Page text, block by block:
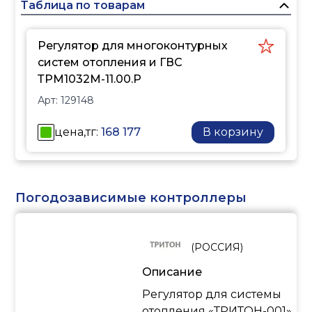
Интерфейсы для
различных аксессуаров,
таких как модем, шлюз,
модуль регистрации
горячего
Устройство обеспечивает
точное поддержание
заданных температурных
тепловой энергии
между несколькими
контурами, что позволяет
снизить
Регулятор
поддерживает работу по
расписаниям, имеет
функции
Таблица по товарам
Регулятор для многоконтурных
систем отопления и ГВС
ТРМ1032М-11.00.Р
Арт:129148
цена,тг:168 177 В корзину
Погодозависимые контроллеры
(РОССИЯ)
Описание
Регулятор для системы